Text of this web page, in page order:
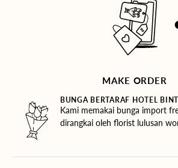
MAKE ORDER
BUNGA BERTARAF HOTEL
Kami memakai bunga import
dirangkai oleh florist lulusan